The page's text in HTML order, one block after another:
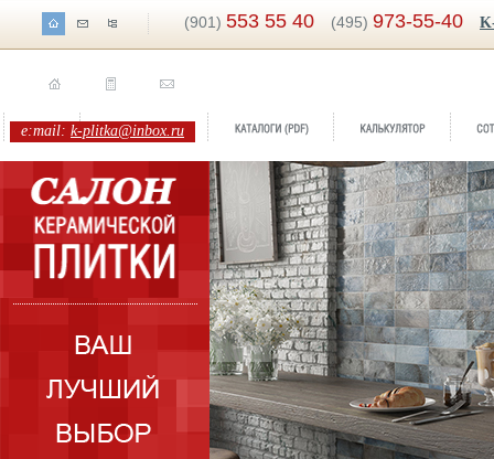
(901) 553 55 40 (495) 973-55-40
e:mail: k-plitka@inbox.ru
Бренд:FS RAKU